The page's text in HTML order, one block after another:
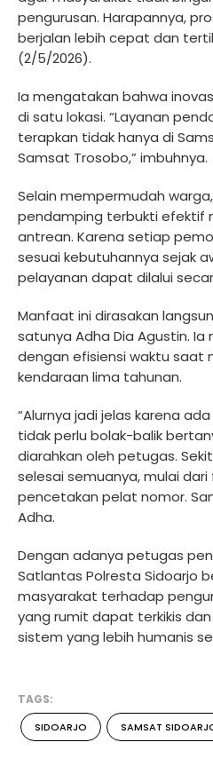
pengurusan. Harapannya,
berjalan lebih cepat dan
(2/5/2026).
Ia mengatakan bahwa
di satu lokasi. “Layanan
terapkan tidak hanya di
Samsat Trosobo,” imbuhnya.
Selain mempermudah
pendamping terbukti efektif
antrean. Karena setiap
sesuai kebutuhannya sejak
pelayanan dapat dilalui
Manfaat ini dirasakan
satunya Adha Dia Agustin.
dengan efisiensi waktu saat
kendaraan lima tahunan.
“Alurnya jadi jelas karena
tidak perlu bolak-balik
diarahkan oleh petugas.
selesai semuanya, mulai
pencetakan pelat nomor.
Adha.
Dengan adanya petugas
Satlantas Polresta Sidoarjo
masyarakat terhadap
yang rumit dapat terkikis
sistem yang lebih humanis
TAGS:
SIDOARJO SAMSAT